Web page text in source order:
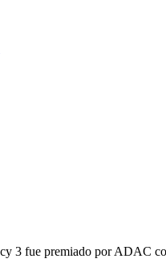
3 fue premiado por ADAC